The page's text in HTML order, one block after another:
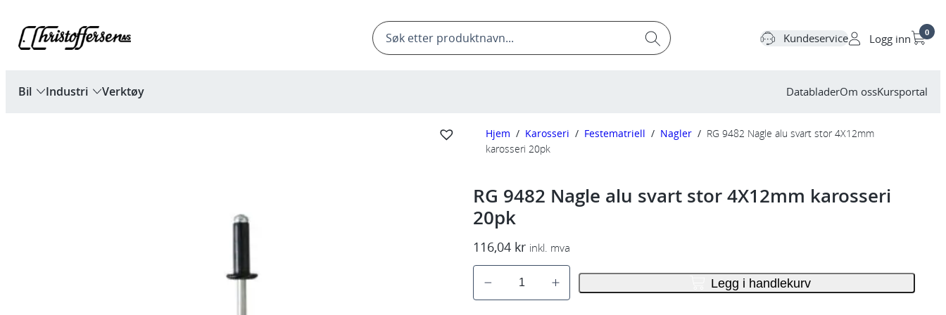
innhold
Products
search Kundeservice Logg inn 0
Bil Industri Verktøy DatabladerOm ossKursportal
Hjem / Karosseri / Festematriell / Nagler / RG 9482 Nagle alu svart stor 4X12mm
karosseri 20pk
RG 9482 Nagle alu svart stor 4X12mm karosseri
20pk
116,04 kr inkl. mva
G
Legg i handlekurv